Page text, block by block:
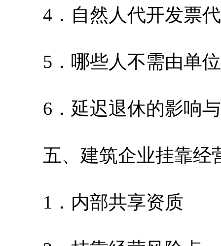
4．自然人代开发票代
5．哪些人不需由单位
6．延迟退休的影响
五、建筑企业挂靠经
1．内部共享资质